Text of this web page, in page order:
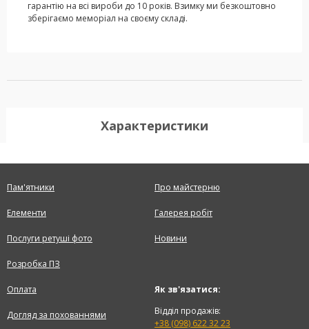
гарантію на всі вироби до 10 років. Взимку ми безкоштовно
зберігаємо меморіал на своєму складі.
Характеристики
Пам'ятники
Елементи
Послуги ретуші фото
Розробка ПЗ
Про майстерню
Галерея робіт
Новини
Оплата
Догляд за похованнями
Як зв'язатися:
Відділ продажів:
+38 (098) 622 32 23